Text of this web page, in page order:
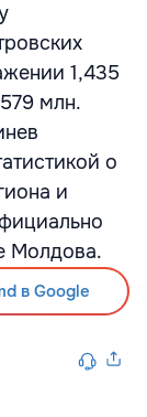
1,435
млн.
о
и
Молдова.
в Google